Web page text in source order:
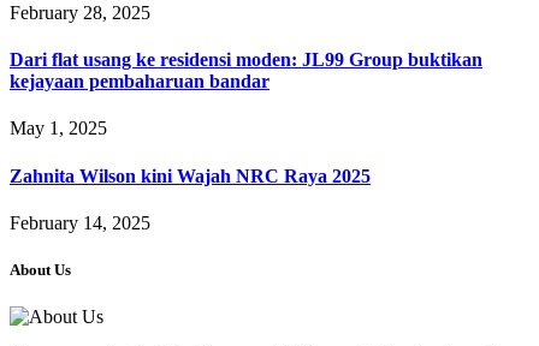
February 28, 2025
Dari flat usang ke residensi moden: JL99 Group buktikan
kejayaan pembaharuan bandar
May 1, 2025
Zahnita Wilson kini Wajah NRC Raya 2025
February 14, 2025
About Us